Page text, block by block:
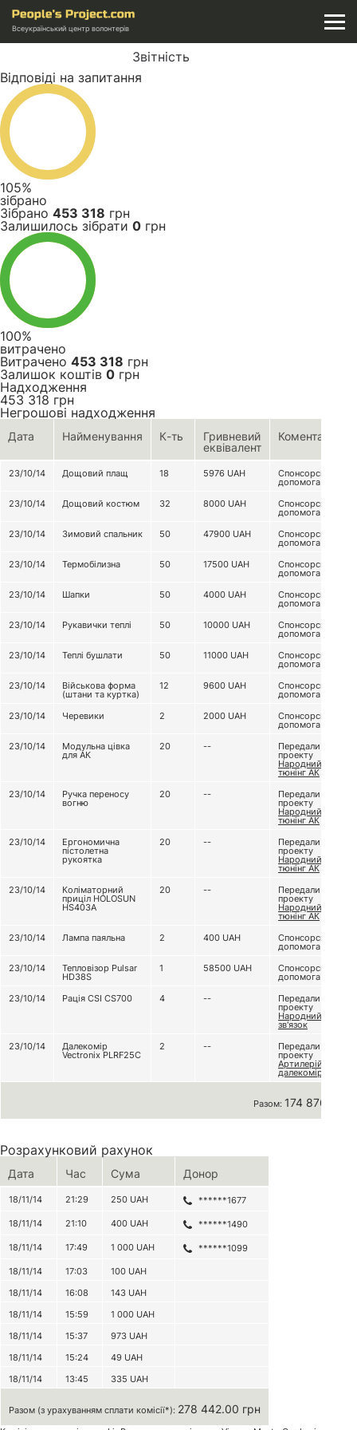
Всеукраїнський центр волонтерів
Звітність
Відповіді на запитання
105%
зібрано
Зібрано 453 318 грн
Залишилось зібрати 0 грн
100%
витрачено
Витрачено 453 318 грн
Залишок коштів 0 грн
Надходження
453 318 грн
Негрошові надходження
Дата Найменування К-ть
Гривневий
еквівалент
Коментар
23/10/14 Дощовий плащ 18 5976 UAH Спонсорська
допомога
23/10/14
Дощовий костюм 32 8000 UAH Спонсорська
допомога
23/10/14
Зимовий спальник 50 47900 UAH Спонсорська
допомога
23/10/14
Термобілизна 50 17500 UAH Спонсорська
допомога
23/10/14
Шапки 50 4000 UAH Спонсорська
допомога
23/10/14
Рукавички теплі 50 10000 UAH Спонсорська
допомога
23/10/14
Теплі бушлати 50 11000 UAH Спонсорська
допомога
23/10/14
Військова форма
(штани та куртка)
12 9600 UAH Спонсорська
допомога
23/10/14
Черевики 2 2000 UAH Спонсорська
допомога
23/10/14
Модульна цівка
для АК
20 -- Передали з
проекту
Народний
тюнінг АК
23/10/14
Ручка переносу
вогню
20 -- Передали з
проекту
Народний
тюнінг АК
23/10/14
Ергономична
пістолетна
рукоятка
20 -- Передали з
проекту
Народний
тюнінг АК
23/10/14
Коліматорний
приціл HOLOSUN
HS403A
20 -- Передали з
проекту
Народний
тюнінг АК
23/10/14
Лампа паяльна 2 400 UAH Спонсорська
допомога
23/10/14
Тепловізор Pulsar
HD38S
1 58500 UAH Спонсорська
допомога
23/10/14
Рація CSI CS700 4 -- Передали з
проекту
Народний
зв'язок
23/10/14
Далекомір
Vectronix PLRF25C
2 -- Передали з
проекту
Артилерійський
далекомір
Разом: 174 876 грн
Розрахунковий рахунок
Дата Час Сума Донор
18/11/14 21:29 250 UAH ******1677
18/11/14 21:10 400 UAH ******1490
18/11/14 17:49 1 000 UAH ******1099
18/11/14 17:03 100 UAH
18/11/14
16:08 143 UAH
18/11/14
15:59 1 000 UAH
18/11/14
15:37 973 UAH
18/11/14
15:24 49 UAH
18/11/14
13:45 335 UAH
Разом (з урахуванням сплати комісії*): 278 442.00 грн